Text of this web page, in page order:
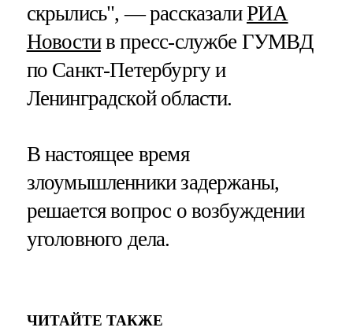
скрылись", — рассказалиРИА
Новостив пресс-службе ГУМВД
по Санкт-Петербургу и
Ленинградской области.
В настоящее время
злоумышленники задержаны,
решается вопрос о возбуждении
уголовного дела.
ЧИТАЙТЕ ТАКЖЕ